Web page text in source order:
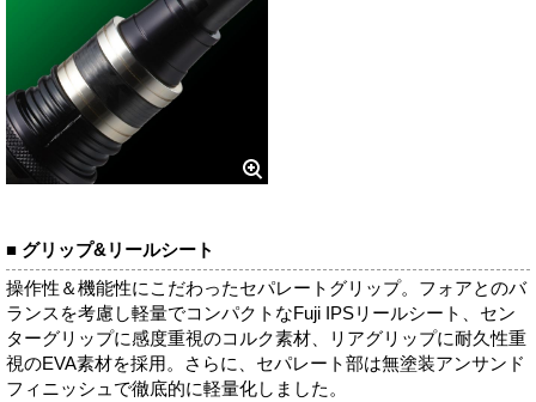
■ グリップ&リールシート
操作性＆機能性にこだわったセパレートグリップ。フォアとのバ
ランスを考慮し軽量でコンパクトなFuji IPSリールシート、セン
ターグリップに感度重視のコルク素材、リアグリップに耐久性重
視のEVA素材を採用。さらに、セパレート部は無塗装アンサンド
フィニッシュで徹底的に軽量化しました。